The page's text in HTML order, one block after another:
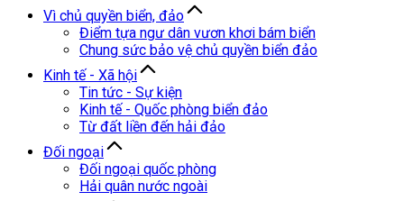
Vì chủ quyền biển, đảo
Điểm tựa ngư dân vươn khơi bám biển
Chung sức bảo vệ chủ quyền biển đảo
Kinh tế - Xã hội
Tin tức - Sự kiện
Kinh tế - Quốc phòng biển đảo
Từ đất liền đến hải đảo
Đối ngoại
Đối ngoại quốc phòng
Hải quân nước ngoài